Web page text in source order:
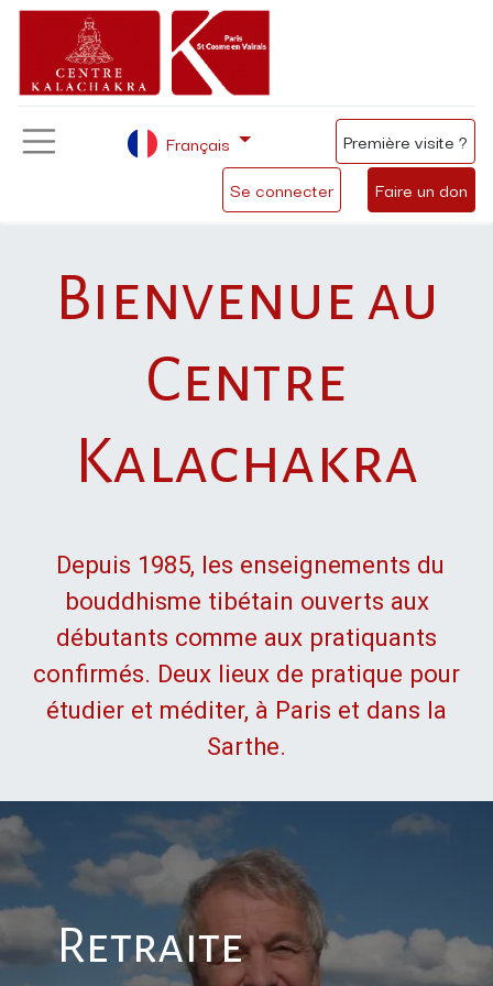
Se connecter Faire un don
Français Première visite ?
Bienvenue au
Centre
Kalachakra
Depuis 1985, les enseignements du
bouddhisme tibétain ouverts aux
débutants comme aux pratiquants
confirmés. Deux lieux de pratique pour
étudier et méditer, à Paris et dans la
Sarthe.
Retraite